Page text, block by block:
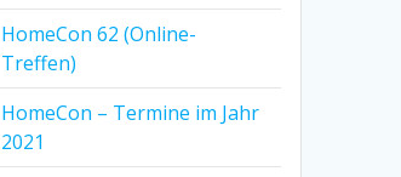
HomeCon 62 (Online-
Treffen)
HomeCon – Termine im Jahr
2021